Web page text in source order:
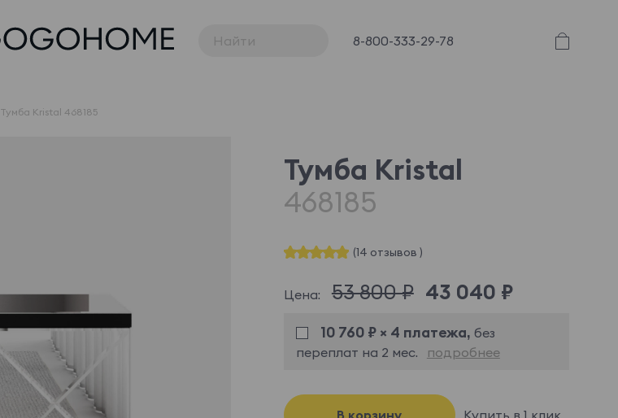
8-800-333-29-78
Тумба Kristal 468185
Тумба Kristal
468185
(14 отзывов )
Цена: 53 800 ₽ 43 040 ₽
10 760 ₽ × 4 платежа, без
переплат на 2 мес.
подробнее
В корзину Купить в 1 клик